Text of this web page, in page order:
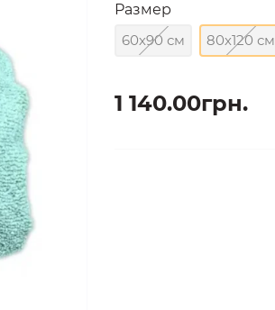
Размер
60х90 см
80х120 см
1 140.00грн.